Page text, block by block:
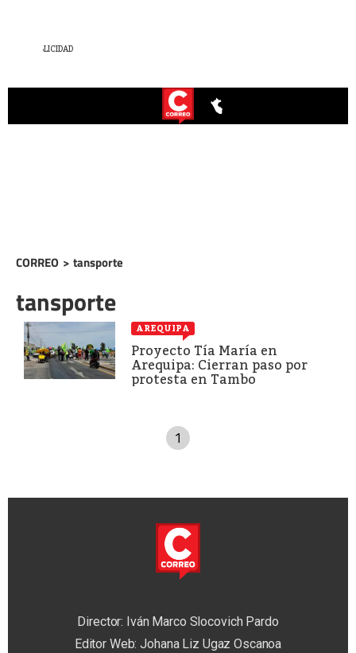
CORREO > tansporte
tansporte
AREQUIPA
Proyecto Tía María en
Arequipa: Cierran paso por
protesta en Tambo
1
Director: Iván Marco Slocovich Pardo
Editor Web: Johana Liz Ugaz Oscanoa